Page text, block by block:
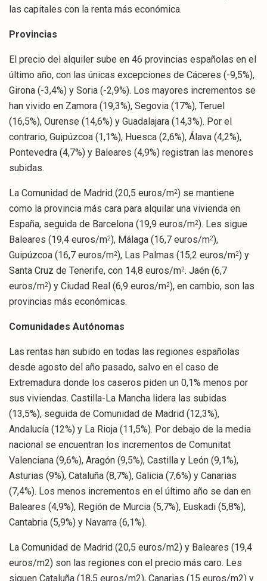
las capitales con la renta más económica.
Provincias
El precio del alquiler sube en 46 provincias españolas en el
último año, con las únicas excepciones de Cáceres (-9,5%),
Girona (-3,4%) y Soria (-2,9%). Los mayores incrementos se
han vivido en Zamora (19,3%), Segovia (17%), Teruel
(16,5%), Ourense (14,6%) y Guadalajara (14,3%). Por el
contrario, Guipúzcoa (1,1%), Huesca (2,6%), Álava (4,2%),
Pontevedra (4,7%) y Baleares (4,9%) registran las menores
subidas.
La Comunidad de Madrid (20,5 euros/m2) se mantiene
como la provincia más cara para alquilar una vivienda en
España, seguida de Barcelona (19,9 euros/m2). Les sigue
Baleares (19,4 euros/m2), Málaga (16,7 euros/m2),
Guipúzcoa (16,7 euros/m2), Las Palmas (15,2 euros/m2) y
Santa Cruz de Tenerife, con 14,8 euros/m2. Jaén (6,7
euros/m2) y Ciudad Real (6,9 euros/m2), en cambio, son las
provincias más económicas.
Comunidades Autónomas
Las rentas han subido en todas las regiones españolas
desde agosto del año pasado, salvo en el caso de
Extremadura donde los caseros piden un 0,1% menos por
sus viviendas. Castilla-La Mancha lidera las subidas
(13,5%), seguida de Comunidad de Madrid (12,3%),
Andalucía (12%) y La Rioja (11,5%). Por debajo de la media
nacional se encuentran los incrementos de Comunitat
Valenciana (9,6%), Aragón (9,5%), Castilla y León (9,1%),
Asturias (9%), Cataluña (8,7%), Galicia (7,6%) y Canarias
(7,4%). Los menos incrementos en el último año se dan en
Baleares (4,9%), Región de Murcia (5,7%), Euskadi (5,8%),
Cantabria (5,9%) y Navarra (6,1%).
La Comunidad de Madrid (20,5 euros/m2) y Baleares (19,4
euros/m2) son las regiones con el precio más caro. Les
siguen Cataluña (18,5 euros/m2), Canarias (15 euros/m2) y